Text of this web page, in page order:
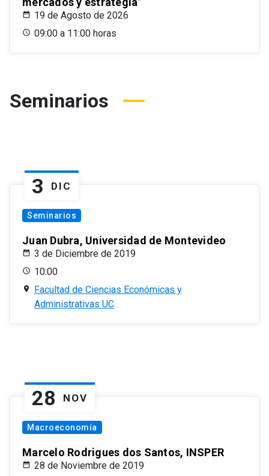
19 de Agosto de 2026
09:00 a 11:00 horas
Seminarios
3 DIC
Seminarios
Juan Dubra, Universidad de Montevideo
3 de Diciembre de 2019
10:00
Facultad de Ciencias Económicas y
Administrativas UC
28 NOV
Macroeconomía
Marcelo Rodrigues dos Santos, INSPER
28 de Noviembre de 2019